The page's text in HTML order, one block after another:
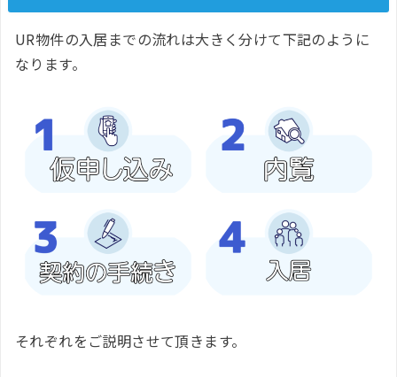
UR物件の入居までの流れは大きく分けて下記のように
なります。
それぞれをご説明させて頂きます。